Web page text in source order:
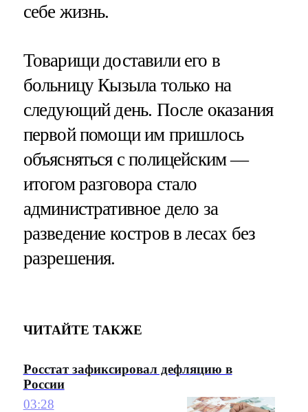
себе жизнь.
Товарищи доставили его в
больницу Кызыла только на
следующий день. После оказания
первой помощи им пришлось
объясняться с полицейским —
итогом разговора стало
административное дело за
разведение костров в лесах без
разрешения.
ЧИТАЙТЕ ТАКЖЕ
Росстат зафиксировал дефляцию в
России
03:28